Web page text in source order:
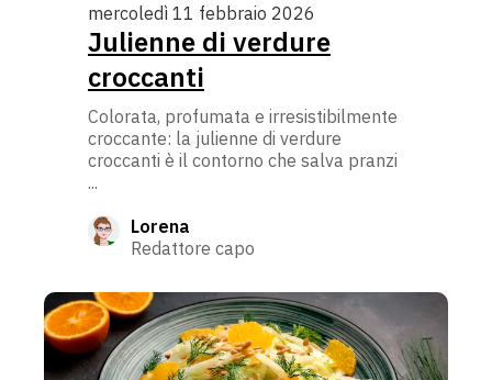
mercoledì 11 febbraio 2026
Julienne di verdure
croccanti
Colorata, profumata e irresistibilmente
croccante: la julienne di verdure
croccanti è il contorno che salva pranzi
...
Lorena
Redattore capo